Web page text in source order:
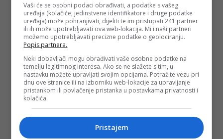
Vaši će se osobni podaci obrađivati, a podatke s vašeg
uređaja (kolačiće, jedinstvene identifikatore i druge podatke
uređaja) može pohranjivati, dijeliti te im pristupati 241 partner
ili ih može upotrebljavati ova web-lokacija. Mi i naši partneri
možemo upotrebljavati precizne podatke o geolociranju.
Popis partnera.
Neki dobavljači mogu obrađivati vaše osobne podatke na
temelju legitimnog interesa. Ako se ne slažete s tim, u
nastavku možete upravljati svojim opcijama. Potražite vezu pri
dnu ove stranice ili na izborniku web-lokacije za upravljanje
pristankom ili povlačenje pristanka u postavkama privatnosti i
kolačića.
Pristajem